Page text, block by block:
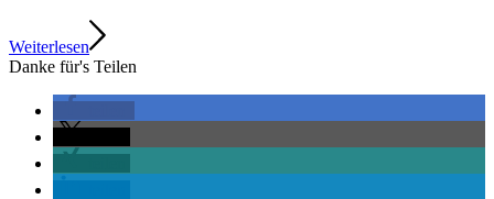
Weiterlesen
Danke für's Teilen